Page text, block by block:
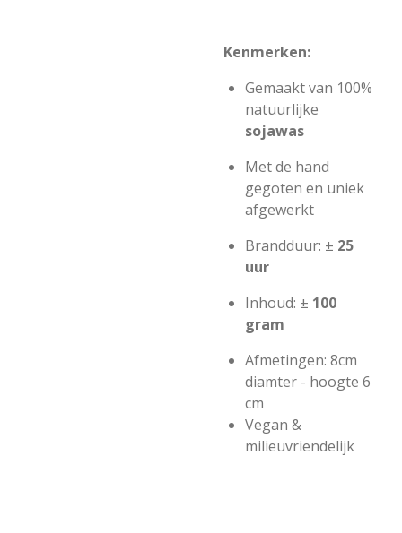
Kenmerken:
Gemaakt van 100%
natuurlijke
sojawas
Met de hand
gegoten en uniek
afgewerkt
Brandduur: ± 25
uur
Inhoud: ± 100
gram
Afmetingen: 8cm
diamter - hoogte 6
cm
Vegan &
milieuvriendelijk